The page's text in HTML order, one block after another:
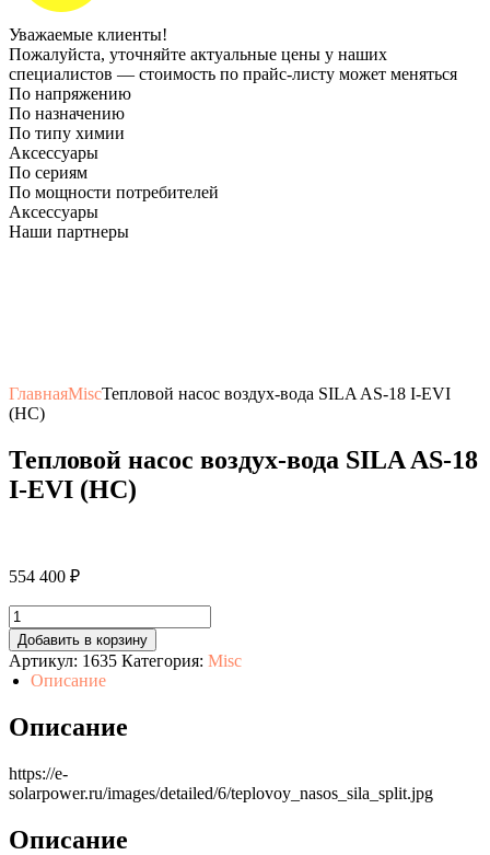
Уважаемые клиенты!
Пожалуйста, уточняйте актуальные цены у наших
специалистов — стоимость по прайс‑листу может меняться
По напряжению
По назначению
По типу химии
Аксессуары
По сериям
По мощности потребителей
Аксессуары
Наши партнеры
ГлавнаяMiscТепловой насос воздух-вода SILA AS-18 I-EVI
(HC)
Тепловой насос воздух-вода SILA AS-18
I-EVI (HC)
554 400 ₽
Количество
товара
Тепловой
насос
воздух-
SILA
18
I-
(HC)
Добавить в корзину
Артикул: 1635 Категория: Misc
Описание
Описание
https://e-
solarpower.ru/images/detailed/6/teplovoy_nasos_sila_split.jpg
Описание